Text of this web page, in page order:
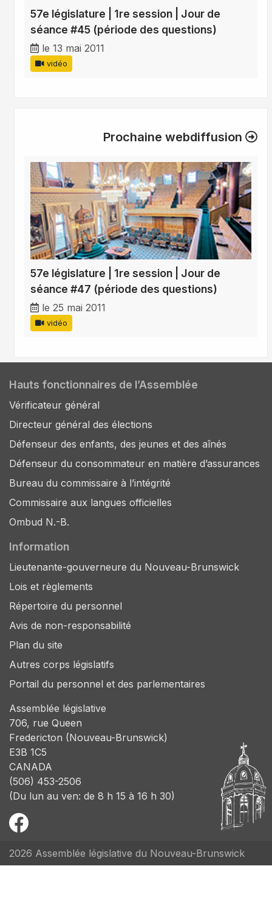
57e législature | 1re session | Jour de
séance #45 (période des questions)
le 13 mai 2011
vidéo
Prochaine webdiffusion
57e législature | 1re session | Jour de
séance #47 (période des questions)
le 25 mai 2011
vidéo
Hauts fonctionnaires de l’Assemblée
Vérificateur général
Directeur général des élections
Défenseur des enfants, des jeunes et des aînés
Défenseur du consommateur en matière d’assurances
Bureau du commissaire à l’intégrité
Commissaire aux langues officielles
Ombud N.-B.
Information
Lieutenante-gouverneure du Nouveau-Brunswick
Lois et règlements
Répertoire du personnel
Avis de non-responsabilité
Plan du site
Autres corps législatifs
Portail du personnel et des parlementaires
Assemblée législative
706, rue Queen
Fredericton (Nouveau-Brunswick)
E3B 1C5
CANADA
(506) 453-2506
(Du lun au ven: de 8 h 15 à 16 h 30)
2026 Assemblée législative du Nouveau-Brunswick